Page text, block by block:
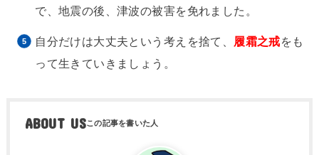
で、地震の後、津波の被害を免れました。
自分だけは大丈夫という考えを捨て、 履霜之戒をも
って生きていきましょう。
ABOUT US